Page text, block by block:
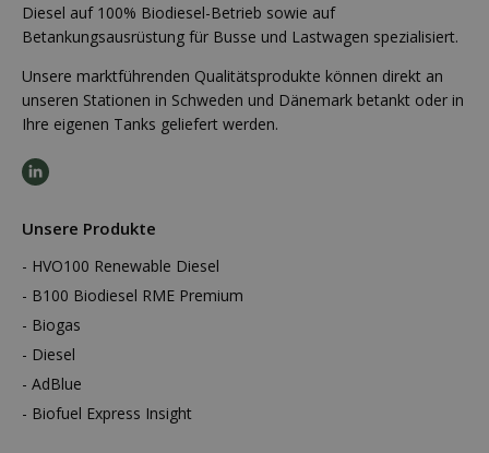
Diesel auf 100% Biodiesel-Betrieb sowie auf
Betankungsausrüstung für Busse und Lastwagen spezialisiert.
Unsere marktführenden Qualitätsprodukte können direkt an
unseren Stationen in Schweden und Dänemark betankt oder in
Ihre eigenen Tanks geliefert werden.
Unsere Produkte
HVO100 Renewable Diesel
B100 Biodiesel RME Premium
Biogas
Diesel
AdBlue
Biofuel Express Insight